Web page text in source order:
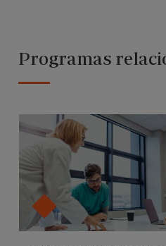
Programas